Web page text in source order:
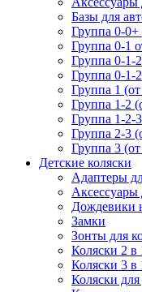
Базы для
Группа 0-0+
Группа 0-1
Группа 0-1-
Группа 0-1-
Группа 1
Группа 1-2
Группа 1-2-
Группа 2-3
Группа 3
Детские коляски
Адаптеры
Аксессуары
Дождевики
Замки
Зонты для
Коляски 2 в
Коляски 3 в
Коляски